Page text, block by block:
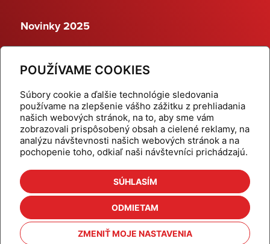
POUŽÍVAME COOKIES
Súbory cookie a ďalšie technológie sledovania
používame na zlepšenie vášho zážitku z prehliadania
našich webových stránok, na to, aby sme vám
zobrazovali prispôsobený obsah a cielené reklamy, na
analýzu návštevnosti našich webových stránok a na
pochopenie toho, odkiaľ naši návštevníci prichádzajú.
SÚHLASÍM
ODMIETAM
ZMENIŤ MOJE NASTAVENIA
Novinky 2025
Dynamické termostatické ventily
Domov
Produkty
Aktuality
Odber šikovné tipy
Kalkulačky
Cenníky
Na stiahnutie
Referencie
Kontakt